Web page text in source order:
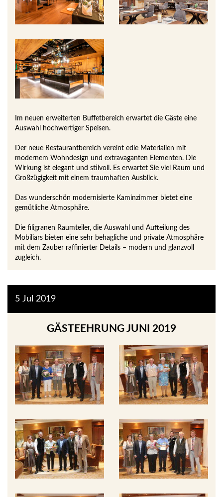
Im neuen erweiterten Buffetbereich erwartet die Gäste eine
Auswahl hochwertiger Speisen.
Der neue Restaurantbereich vereint edle Materialien mit
modernem Wohndesign und extravaganten Elementen. Die
Wirkung ist elegant und stilvoll. Es erwartet Sie viel Raum und
Großzügigkeit mit einem traumhaften Ausblick.
Das wunderschön modernisierte Kaminzimmer bietet eine
gemütliche Atmosphäre.
Die filigranen Raumteiler, die Auswahl und Aufteilung des
Mobiliars bieten eine sehr behagliche und private Atmosphäre
mit dem Zauber raffinierter Details – modern und glanzvoll
zugleich.
2019
5 Jul
GÄSTEEHRUNG JUNI 2019